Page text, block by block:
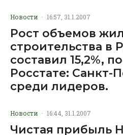
Новости · 16:57, 31.1.2007
Рост объемов
строительства в
составил 15,2%,
Росстате: Санкт-
среди лидеров.
Новости · 16:44, 31.1.2007
Чистая прибыль